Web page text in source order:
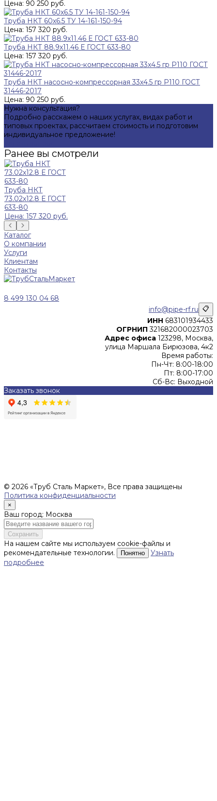
Цена: 90 250 руб.
Труба НКТ 60х6.5 ТУ 14-161-150-94
Цена: 157 320 руб.
Труба НКТ 88.9х11.46 Е ГОСТ 633-80
Цена: 157 320 руб.
Труба НКТ насосно-компрессорная 33х4.5 гр Р110 ГОСТ
31446-2017
Цена: 90 250 руб.
Нужна консультация?
Подробно расскажем о наших услугах, видах работ и
типовых проектах, рассчитаем стоимость и подготовим
индивидуальное предложение!
Ранее вы смотрели
Труба НКТ
73.02х12.8 Е ГОСТ
633-80
Цена: 157 320 руб.
Каталог
О компании
Услуги
Клиентам
Контакты
8 499 130 04 68
info@pipe-rf.ru 📋
ИНН 683101934433
ОГРНИП 321682000023703
Адрес офиса 123298, Москва,
улица Маршала Бирюзова, 4к2
Время работы:
Пн-Чт: 8:00-18:00
Пт: 8:00-17:00
Сб-Вс: Выходной
Заказать звонок
© 2026 «Труб Сталь Маркет», Все права защищены
Политика конфиденциальности
×
Ваш город: Москва
Сохранить
На нашем сайте мы используем cookie-файлы и
рекомендательные технологии.
Понятно
Узнать
подробнее